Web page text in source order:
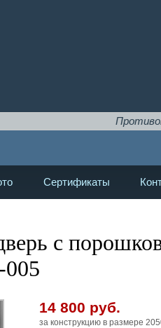
Противопожарные
Сертификаты
с
005
14 800 руб.
за конструкцию в размере